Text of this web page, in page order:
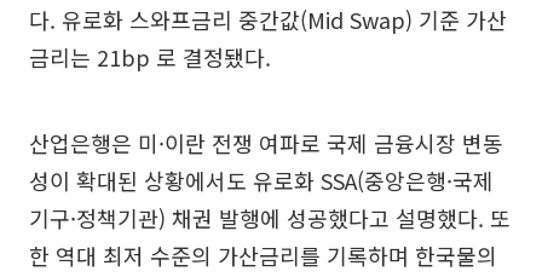
다. 유로화 스와프금리 중간값(Mid Swap) 기준 가산
금리는 21bp 로 결정됐다.
산업은행은 미·이란 전쟁 여파로 국제 금융시장 변동
성이 확대된 상황에서도 유로화 SSA(중앙은행·국제
기구·정책기관) 채권 발행에 성공했다고 설명했다. 또
한 역대 최저 수준의 가산금리를 기록하며 한국물의